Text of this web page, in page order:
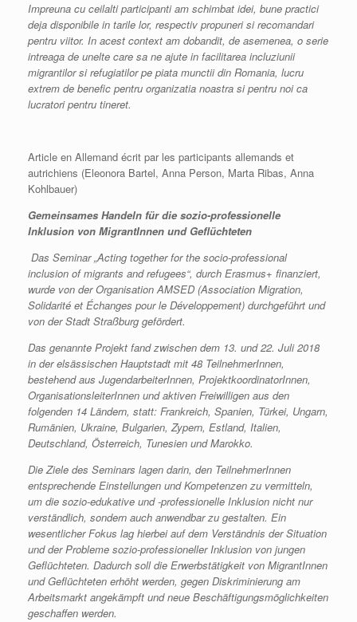
Impreuna cu ceilalti participanti am schimbat idei, bune practici
deja disponibile in tarile lor, respectiv propuneri si recomandari
pentru viitor. In acest context am dobandit, de asemenea, o serie
intreaga de unelte care sa ne ajute in facilitarea incluziunii
migrantilor si refugiatilor pe piata munctii din Romania, lucru
extrem de benefic pentru organizatia noastra si pentru noi ca
lucratori pentru tineret.
Article en Allemand écrit par les participants allemands et
autrichiens (Eleonora Bartel, Anna Person, Marta Ribas, Anna
Kohlbauer)
Gemeinsames Handeln für die sozio-professionelle
Inklusion von MigrantInnen und Geflüchteten
Das Seminar „Acting together for the socio-professional
inclusion of migrants and refugees“, durch Erasmus+ finanziert,
wurde von der Organisation AMSED (Association Migration,
Solidarité et Échanges pour le Développement) durchgeführt und
von der Stadt Straßburg gefördert.
Das genannte Projekt fand zwischen dem 13. und 22. Juli 2018
in der elsässischen Hauptstadt mit 48 TeilnehmerInnen,
bestehend aus JugendarbeiterInnen, ProjektkoordinatorInnen,
OrganisationsleiterInnen und aktiven Freiwilligen aus den
folgenden 14 Ländern, statt: Frankreich, Spanien, Türkei, Ungarn,
Rumänien, Ukraine, Bulgarien, Zypern, Estland, Italien,
Deutschland, Österreich, Tunesien und Marokko.
Die Ziele des Seminars lagen darin, den TeilnehmerInnen
entsprechende Einstellungen und Kompetenzen zu vermitteln,
um die sozio-edukative und -professionelle Inklusion nicht nur
verständlich, sondern auch anwendbar zu gestalten. Ein
wesentlicher Fokus lag hierbei auf dem Verständnis der Situation
und der Probleme sozio-professioneller Inklusion von jungen
Geflüchteten. Dadurch soll die Erwerbstätigkeit von MigrantInnen
und Geflüchteten erhöht werden, gegen Diskriminierung am
Arbeitsmarkt angekämpft und neue Beschäftigungsmöglichkeiten
geschaffen werden.